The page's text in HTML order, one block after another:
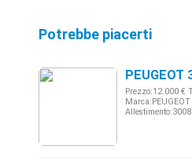
Potrebbe piacerti
PEUGEOT
Prezzo:12.000 €